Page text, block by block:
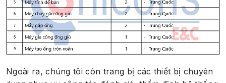
Ngoài ra, chúng tôi còn trang bị các thiết bị chuyên